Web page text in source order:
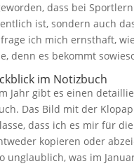
dass bei
ist, sondern auch
ich mich ernsthaft,
denn es bekommt
im Notizbuch
Jahr gibt es einen
Das Bild mit der
dass ich es mir für
kopieren oder
unglaublich, was im